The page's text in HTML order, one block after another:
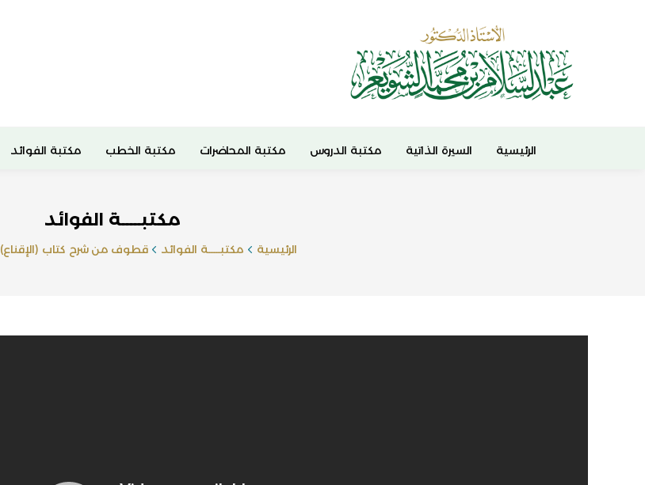
الرئيسية السيرة الذاتية مكتبة الدروس مكتبة المحاضرات مكتبة الخطب مكتبة الفوائد
مكتبـــــة الفوائد
الرئيسية مكتبـــــة الفوائد قطوف من شرح كتاب (الإقناع)